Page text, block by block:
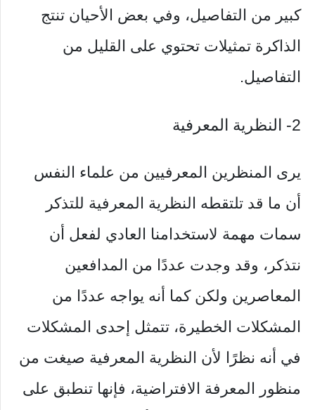
كبير من التفاصيل، وفي بعض الأحيان تنتج
الذاكرة تمثيلات تحتوي على القليل من
التفاصيل.
2- النظرية المعرفية
يرى المنظرين المعرفيين من علماء النفس
أن ما قد تلتقطه النظرية المعرفية للتذكر
سمات مهمة لاستخدامنا العادي لفعل أن
نتذكر، وقد وجدت عددًا من المدافعين
المعاصرين ولكن كما أنه يواجه عددًا من
المشكلات الخطيرة، تتمثل إحدى المشكلات
في أنه نظرًا لأن النظرية المعرفية صيغت من
منظور المعرفة الافتراضية، فإنها تنطبق على